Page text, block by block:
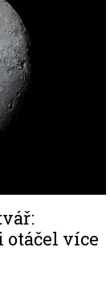
otáčel více